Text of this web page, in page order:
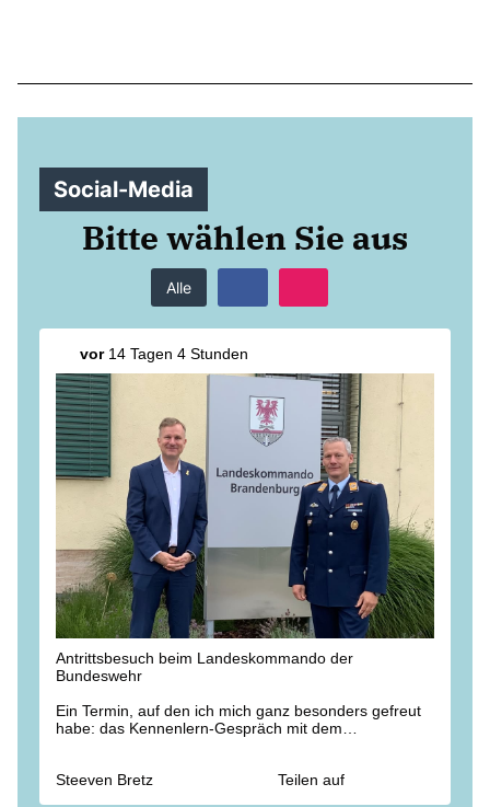
CDU Deutschland
CDU Fraktion im Brandenburger Landtag
CDU Brandenburg
CDU Potsdam
Social-Media
Bitte wählen Sie aus
Alle
vor14 Tagen 4 Stunden
Antrittsbesuch beim Landeskommando der
Bundeswehr
Ein Termin, auf den ich mich ganz besonders gefreut
habe: das Kennenlern-Gespräch mit dem
Steeven Bretz Teilen auf